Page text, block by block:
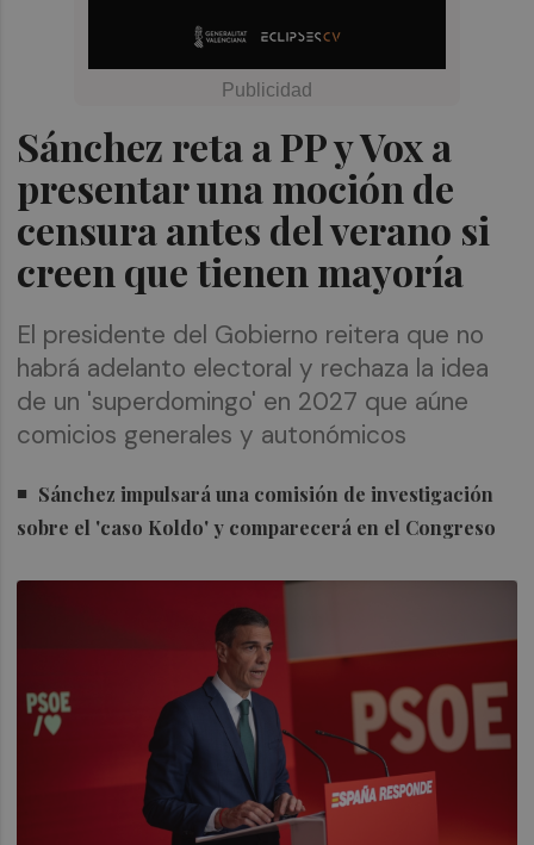
Sánchez reta a PP y Vox a
presentar una moción de
censura antes del verano si
creen que tienen mayoría
El presidente del Gobierno reitera que no
habrá adelanto electoral y rechaza la idea
de un 'superdomingo' en 2027 que aúne
comicios generales y autonómicos
Sánchez impulsará una comisión de investigación
sobre el 'caso Koldo' y comparecerá en el Congreso